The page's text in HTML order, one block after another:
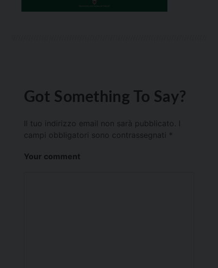
Got Something To Say?
Il tuo indirizzo email non sarà pubblicato.
campi obbligatori sono contrassegnati *
Your comment